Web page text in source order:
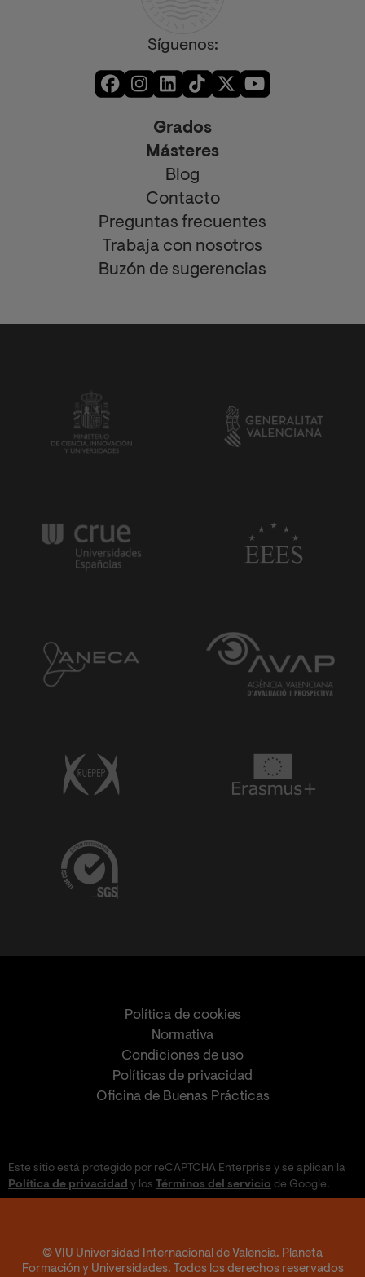
Síguenos:
Grados
Másteres
Blog
Contacto
Preguntas frecuentes
Trabaja con nosotros
Buzón de sugerencias
Política de cookies
Normativa
Condiciones de uso
Políticas de privacidad
Oficina de Buenas Prácticas
Este sitio está protegido por reCAPTCHA Enterprise y se aplican la
Política de privacidad y los Términos del servicio de Google.
© VIU Universidad Internacional de Valencia. Planeta
Formación y Universidades. Todos los derechos reservados